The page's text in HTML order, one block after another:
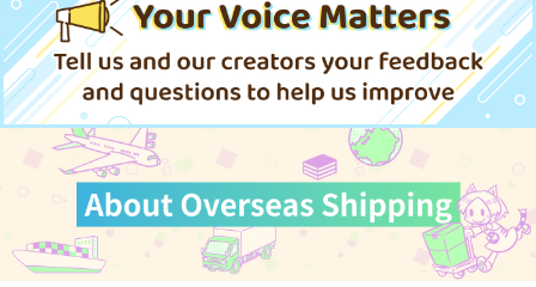
891円（税込）
オリジナル
くるみ
しずく
サンプル
カート
899円（税込）
しずく
891円（税込）
オリジナル
くるみ
しずく
サンプル